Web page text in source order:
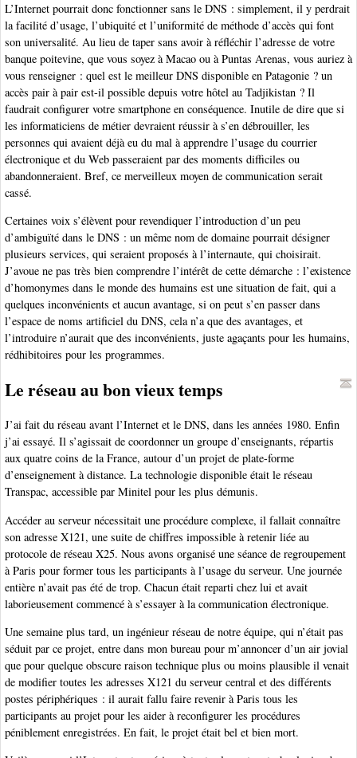
L’Internet pourrait donc fonctionner sans le DNS : simplement, il y perdrait
la facilité d’usage, l’ubiquité et l’uniformité de méthode d’accès qui font
son universalité. Au lieu de taper sans avoir à réfléchir l’adresse de votre
banque poitevine, que vous soyez à Macao ou à Puntas Arenas, vous auriez à
vous renseigner : quel est le meilleur DNS disponible en Patagonie ? un
accès pair à pair est-il possible depuis votre hôtel au Tadjikistan ? Il
faudrait configurer votre smartphone en conséquence. Inutile de dire que si
les informaticiens de métier devraient réussir à s’en débrouiller, les
personnes qui avaient déjà eu du mal à apprendre l’usage du courrier
électronique et du Web passeraient par des moments difficiles ou
abandonneraient. Bref, ce merveilleux moyen de communication serait
cassé.
Certaines voix s’élèvent pour revendiquer l’introduction d’un peu
d’ambiguïté dans le DNS : un même nom de domaine pourrait désigner
plusieurs services, qui seraient proposés à l’internaute, qui choisirait.
J’avoue ne pas très bien comprendre l’intérêt de cette démarche : l’existence
d’homonymes dans le monde des humains est une situation de fait, qui a
quelques inconvénients et aucun avantage, si on peut s’en passer dans
l’espace de noms artificiel du DNS, cela n’a que des avantages, et
l’introduire n’aurait que des inconvénients, juste agaçants pour les humains,
rédhibitoires pour les programmes.
Le réseau au bon vieux temps
J’ai fait du réseau avant l’Internet et le DNS, dans les années 1980. Enfin
j’ai essayé. Il s’agissait de coordonner un groupe d’enseignants, répartis
aux quatre coins de la France, autour d’un projet de plate-forme
d’enseignement à distance. La technologie disponible était le réseau
Transpac, accessible par Minitel pour les plus démunis.
Accéder au serveur nécessitait une procédure complexe, il fallait connaître
son adresse X121, une suite de chiffres impossible à retenir liée au
protocole de réseau X25. Nous avons organisé une séance de regroupement
à Paris pour former tous les participants à l’usage du serveur. Une journée
entière n’avait pas été de trop. Chacun était reparti chez lui et avait
laborieusement commencé à s’essayer à la communication électronique.
Une semaine plus tard, un ingénieur réseau de notre équipe, qui n’était pas
séduit par ce projet, entre dans mon bureau pour m’annoncer d’un air jovial
que pour quelque obscure raison technique plus ou moins plausible il venait
de modifier toutes les adresses X121 du serveur central et des différents
postes périphériques : il aurait fallu faire revenir à Paris tous les
participants au projet pour les aider à reconfigurer les procédures
péniblement enregistrées. En fait, le projet était bel et bien mort.